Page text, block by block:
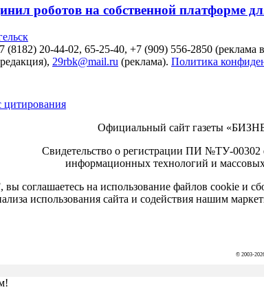
роботов на собственной платформе
20-44-02, 65-25-40, +7 (909) 556-2850 (реклама в
29rbk@mail.ru (реклама). Политика
Официальный сайт газеты
Свидетельство о регистрации ПИ №ТУ-00302
информационных технологий и
соглашаетесь на использование файлов cookie и
использования сайта и содействия нашим
© 2003-